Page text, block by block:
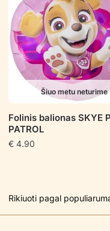
Šiuo metu neturime
Folinis balionas SKYE
PATROL
€4.90